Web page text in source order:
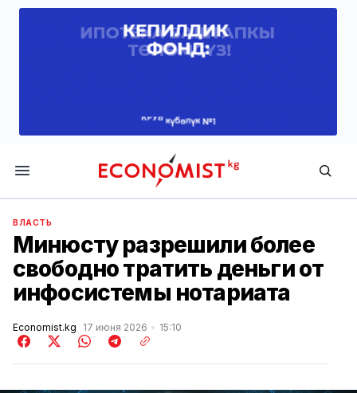
Economist.kg
ВЛАСТЬ
Минюсту разрешили более
свободно тратить деньги от
инфосистемы нотариата
Economist.kg 17 июня 2026 15:10